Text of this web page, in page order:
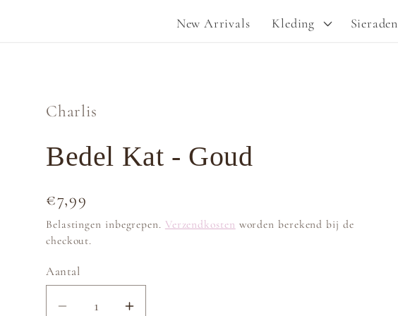
New Arrivals Kleding Sieraden
Charlis
Bedel Kat - Goud
Normale
prijs
€7,99
Belastingen inbegrepen. Verzendkosten worden berekend bij de
checkout.
Aantal